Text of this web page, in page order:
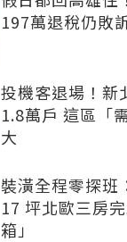
197萬退稅仍敗
投機客退場！新
1.8萬戶 這區「
大
裝潢全程零探班
17 坪北歐三房
箱」